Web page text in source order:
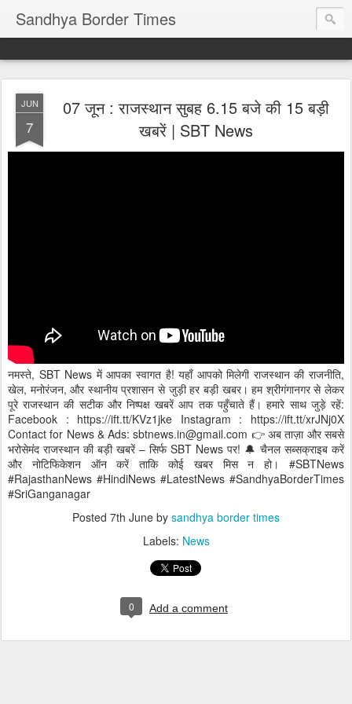
Sandhya Border Times
JUN
7
07 जून : राजस्थान सुबह 6.15 बजे की 15 बड़ी
खबरें | SBT News
नमस्ते, SBT News में आपका स्वागत है! यहाँ आपको मिलेगी राजस्थान की राजनीति,
खेल, मनोरंजन, और स्थानीय प्रशासन से जुड़ी हर बड़ी खबर। हम श्रीगंगानगर से लेकर
पूरे राजस्थान की सटीक और निष्पक्ष खबरें आप तक पहुँचाते हैं। हमारे साथ जुड़े रहें:
Facebook : https://ift.tt/KVz1jke Instagram : https://ift.tt/xrJNj0X
Contact for News & Ads: sbtnews.in@gmail.com 👉 अब ताज़ा और सबसे
भरोसेमंद राजस्थान की बड़ी खबरें – सिर्फ SBT News पर! 🔔 चैनल सब्सक्राइब करें
और नोटिफिकेशन ऑन करें ताकि कोई खबर मिस न हो। #SBTNews
#RajasthanNews #HindiNews #LatestNews #SandhyaBorderTimes
#SriGanganagar
Posted 7th June by sandhya border times
Labels: News
0 Add a comment